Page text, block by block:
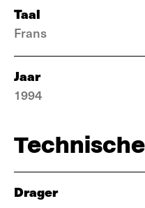
Taal
Frans
Jaar
1994
Drager